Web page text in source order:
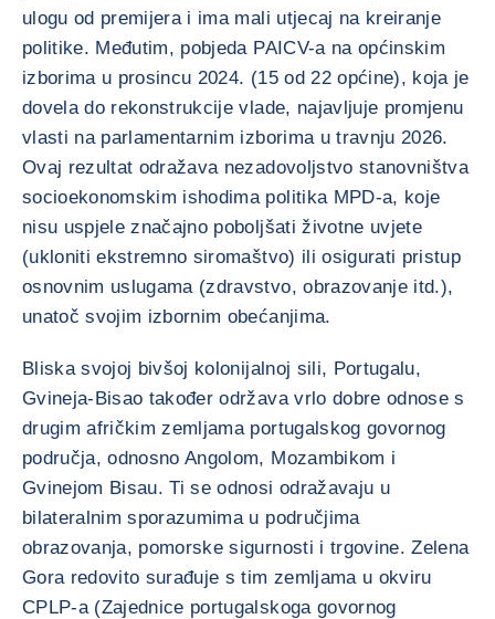
ulogu od premijera i ima mali utjecaj na kreiranje
politike. Međutim, pobjeda PAICV-a na općinskim
izborima u prosincu 2024. (15 od 22 općine), koja je
dovela do rekonstrukcije vlade, najavljuje promjenu
vlasti na parlamentarnim izborima u travnju 2026.
Ovaj rezultat odražava nezadovoljstvo stanovništva
socioekonomskim ishodima politika MPD-a, koje
nisu uspjele značajno poboljšati životne uvjete
(ukloniti ekstremno siromaštvo) ili osigurati pristup
osnovnim uslugama (zdravstvo, obrazovanje itd.),
unatoč svojim izbornim obećanjima.
Bliska svojoj bivšoj kolonijalnoj sili, Portugalu,
Gvineja-Bisao također održava vrlo dobre odnose s
drugim afričkim zemljama portugalskog govornog
područja, odnosno Angolom, Mozambikom i
Gvinejom Bisau. Ti se odnosi odražavaju u
bilateralnim sporazumima u područjima
obrazovanja, pomorske sigurnosti i trgovine. Zelena
Gora redovito surađuje s tim zemljama u okviru
CPLP-a (Zajednice portugalskoga govornog